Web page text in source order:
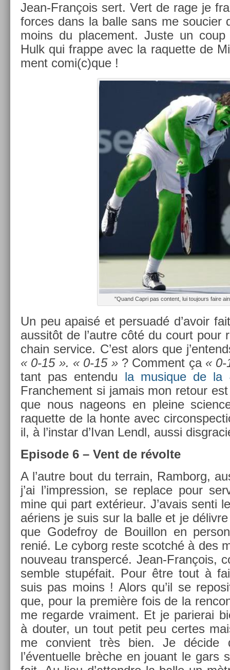
Jean-François sert. Vert de rage je
for­ces dans la balle sans me souci­er
moins du place­ment. Juste un
Hulk qui frap­pe avec la raquet­te de
ment comi(c)que !
"Quand Capri pas con­tent, lui toujours faire
Un peu apaisé et per­suadé d’avoir
aus­sitôt de l’autre côté du court
chain ser­vice. C’est alors que
« 0-15 ». « 0-15 »? Com­ment ça « 0-
tant pas en­ten­du la musique de la
Franche­ment si jamais mon re­tour
que nous nageons en pleine
raquet­te de la honte avec
il, à l’instar d’Ivan Lendl, aussi
Epi­sode 6 – Vent de révolte
A l’autre bout du ter­rain, Ram­borg,
j’ai l’impress­ion, se re­place pour
mine qui part extérieur. J’avais senti
aériens je suis sur la balle et je
que Godef­roy de Bouil­lon en
renié. Le cyborg reste scotché à des
nouveau trans­percé. Jean-François,
semble stupéfait. Pour être tout à
suis pas moins ! Alors qu’il se
que, pour la première fois de la
me re­gar­de vrai­ment. Et je parierai
à dout­er, un tout petit peu cer­tes
me con­vient très bien. Je décide
l’éven­tuel­le brèche en jouant le gars